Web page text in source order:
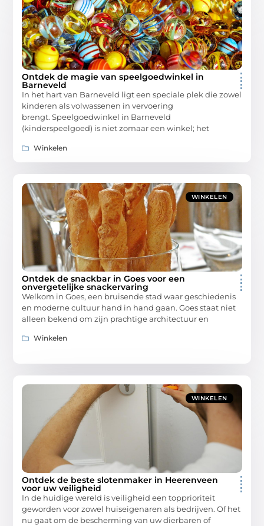
Ontdek de magie van speelgoedwinkel in
Barneveld
In het hart van Barneveld ligt een speciale plek die zowel
kinderen als volwassenen in vervoering
brengt. Speelgoedwinkel in Barneveld
(kinderspeelgoed) is niet zomaar een winkel; het
Winkelen
WINKELEN
Ontdek de snackbar in Goes voor een
onvergetelijke snackervaring
Welkom in Goes, een bruisende stad waar geschiedenis
en moderne cultuur hand in hand gaan. Goes staat niet
alleen bekend om zijn prachtige architectuur en
Winkelen
WINKELEN
Ontdek de beste slotenmaker in Heerenveen
voor uw veiligheid
In de huidige wereld is veiligheid een topprioriteit
geworden voor zowel huiseigenaren als bedrijven. Of het
nu gaat om de bescherming van uw dierbaren of